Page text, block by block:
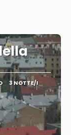
3 NOTTE/I